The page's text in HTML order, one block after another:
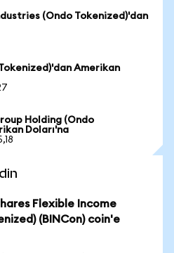
(Ondo Tokenized)'dan
Amerikan
Holding (Ondo
Doları'na
Flexible Income
(BINCon) coin'e